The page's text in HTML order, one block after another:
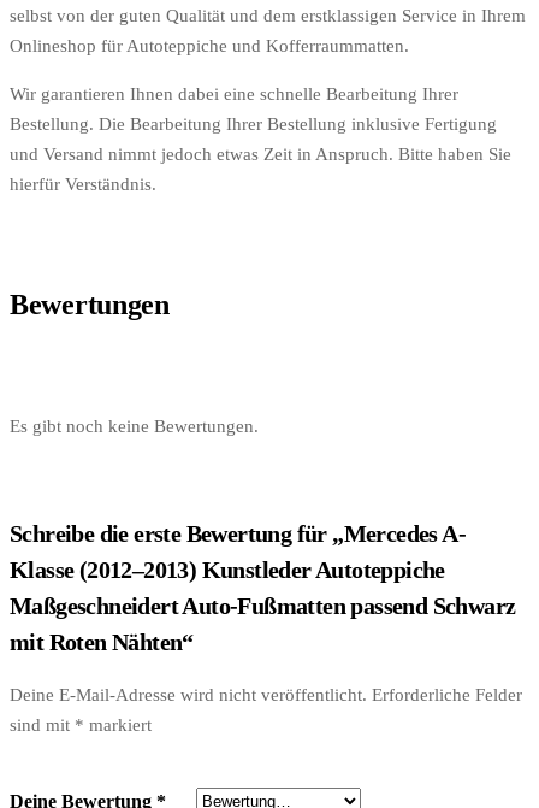
selbst von der guten Qualität und dem erstklassigen Service in Ihrem
Onlineshop für Autoteppiche und Kofferraummatten.
Wir garantieren Ihnen dabei eine schnelle Bearbeitung Ihrer
Bestellung. Die Bearbeitung Ihrer Bestellung inklusive Fertigung
und Versand nimmt jedoch etwas Zeit in Anspruch. Bitte haben Sie
hierfür Verständnis.
Bewertungen
Es gibt noch keine Bewertungen.
Schreibe die erste Bewertung für „Mercedes A-
Klasse (2012–2013) Kunstleder Autoteppiche
Maßgeschneidert Auto-Fußmatten passend Schwarz
mit Roten Nähten“
Deine E-Mail-Adresse wird nicht veröffentlicht. Erforderliche Felder
sind mit * markiert
Deine Bewertung *